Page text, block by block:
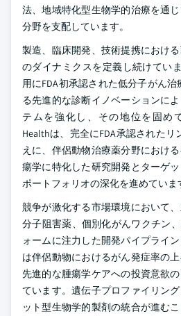
法、地域特化型生物学的治療を通
分野を支配しています。
製造、臨床開発、技術提携におけ
のダイナミクスを定義し続けてい
用にFDA初承認された低分子がん
る先進的な診断イノベーションに
テムを強化し、その地位を固め
Healthは、完全にFDA承認されたリ
えに、伴侶動物治療薬分野におけ
瘍学に特化した研究開発とターゲ
ポートフォリオの深化を進めていま
競争が激化する市場環境において
分子阻害薬、個別化がんワクチン
ォームに注力した開発パイプライ
は伴侶動物におけるがん発症率の
先進的な腫瘍学ケアへの投資意欲
ています。遺伝子プロファイリン
ット型生物学的製剤の統合が進む